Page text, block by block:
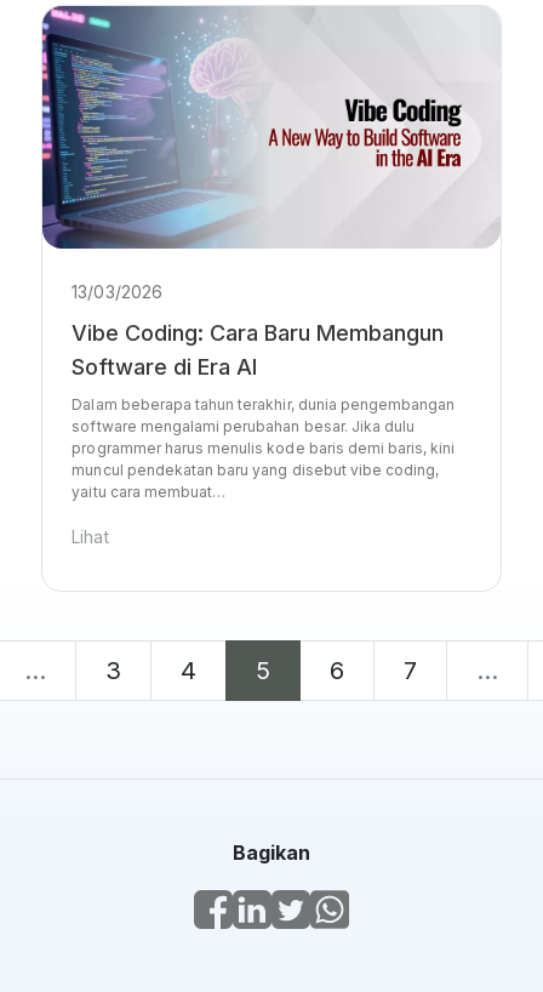
13/03/2026
Vibe Coding: Cara Baru Membangun
Software di Era AI
Dalam beberapa tahun terakhir, dunia pengembangan
software mengalami perubahan besar. Jika dulu
programmer harus menulis kode baris demi baris, kini
muncul pendekatan baru yang disebut vibe coding,
yaitu cara membuat…
Lihat
… 3 4 5 6 7 …
Bagikan